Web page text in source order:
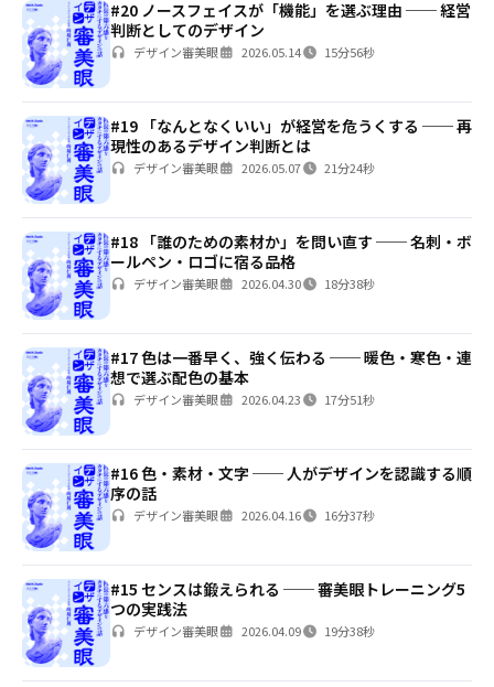
#20 ノースフェイスが「機能」を選ぶ理由 ── 経営
判断としてのデザイン
デザイン審美眼 2026.05.14 15分56秒
#19 「なんとなくいい」が経営を危うくする ── 再
現性のあるデザイン判断とは
デザイン審美眼 2026.05.07 21分24秒
#18 「誰のための素材か」を問い直す ── 名刺・ボ
ールペン・ロゴに宿る品格
デザイン審美眼 2026.04.30 18分38秒
#17 色は一番早く、強く伝わる ── 暖色・寒色・連
想で選ぶ配色の基本
デザイン審美眼 2026.04.23 17分51秒
#16 色・素材・文字 ── 人がデザインを認識する順
序の話
デザイン審美眼 2026.04.16 16分37秒
#15 センスは鍛えられる ── 審美眼トレーニング5
つの実践法
デザイン審美眼 2026.04.09 19分38秒